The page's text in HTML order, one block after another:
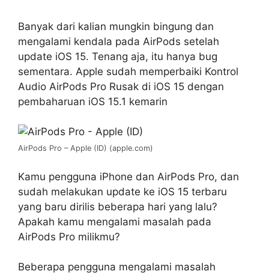
Banyak dari kalian mungkin bingung dan
mengalami kendala pada AirPods setelah
update iOS 15. Tenang aja, itu hanya bug
sementara. Apple sudah memperbaiki Kontrol
Audio AirPods Pro Rusak di iOS 15 dengan
pembaharuan iOS 15.1 kemarin
AirPods Pro – Apple (ID) (apple.com)
Kamu pengguna iPhone dan AirPods Pro, dan
sudah melakukan update ke iOS 15 terbaru
yang baru dirilis beberapa hari yang lalu?
Apakah kamu mengalami masalah pada
AirPods Pro milikmu?
Beberapa pengguna mengalami masalah